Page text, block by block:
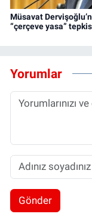
Müsavat
“çerçeve yasa”
Yorumlar
Gönder